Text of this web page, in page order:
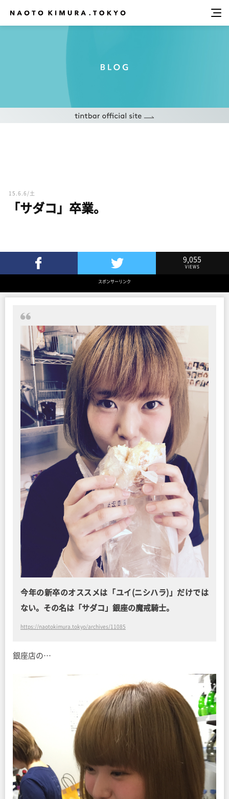
15.6.6/土
「サダコ」卒業。
Twitterでツイート
9,055
VIEWS
スポンサーリンク
今年の新卒のオススメは「ユイ(ニシハラ)」だけでは
ない。その名は「サダコ」銀座の魔戒騎士。
https://naotokimura.tokyo/archives/11085
銀座店の…